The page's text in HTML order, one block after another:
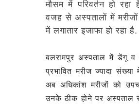
मौसम में परिवर्तन हो
वजह से अस्पतालों में
में लगातार इजाफा हो रहा है.
बलरामपुर अस्पताल में डेंगू व
प्रभावित मरीज ज्यादा
अब अधिकांश मरीजों को
उनके ठीक होने पर अस्पताल